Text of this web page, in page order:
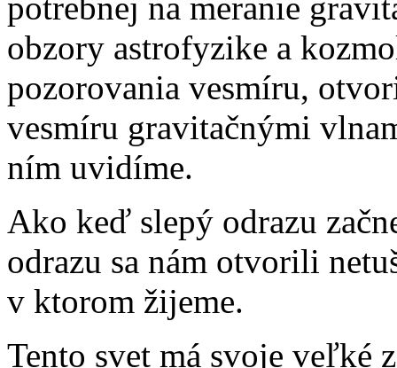
obzory astrofyzike a
pozorovania vesmíru,
vesmíru gravitačnými
ním uvidíme.
Ako keď slepý odrazu
odrazu sa nám otvorili
v ktorom žijeme.
Tento svet má svoje veľké